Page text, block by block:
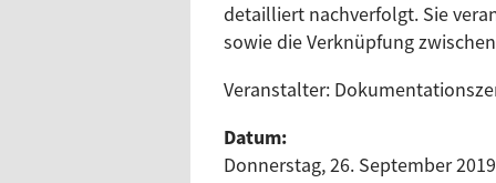
detailliert nachverfolgt. Sie
sowie die Verknüpfung
Veranstalter:
Datum:
Donnerstag, 26. September